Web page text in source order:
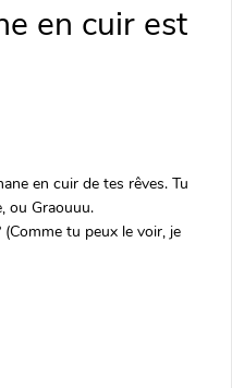
en cuir est
en cuir de tes rêves. Tu
ou Graouuu.
tu peux le voir, je